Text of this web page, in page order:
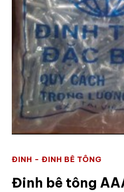
ĐINH - ĐINH BÊ TÔNG
Đinh bê tông